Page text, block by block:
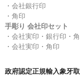
・会社銀行印
・角印
手彫り 会社印セット
・会社実印・銀行印・
・会社実印・角印
政府認定正規輸入象牙